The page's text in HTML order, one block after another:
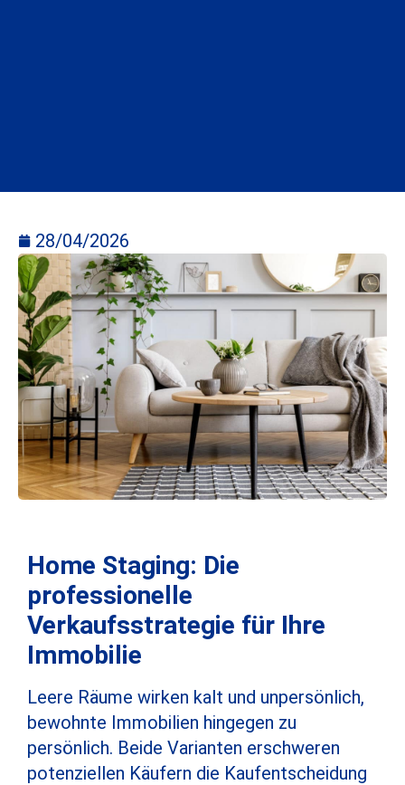
28/04/2026
Home Staging: Die
professionelle
Verkaufsstrategie für Ihre
Immobilie
Leere Räume wirken kalt und unpersönlich,
bewohnte Immobilien hingegen zu
persönlich. Beide Varianten erschweren
potenziellen Käufern die Kaufentscheidung